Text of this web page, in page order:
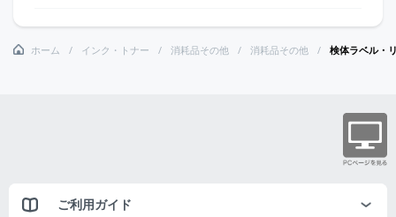
ホーム インク・トナー 消耗品その他 消耗品その他 検体ラベル・
ご利用ガイド